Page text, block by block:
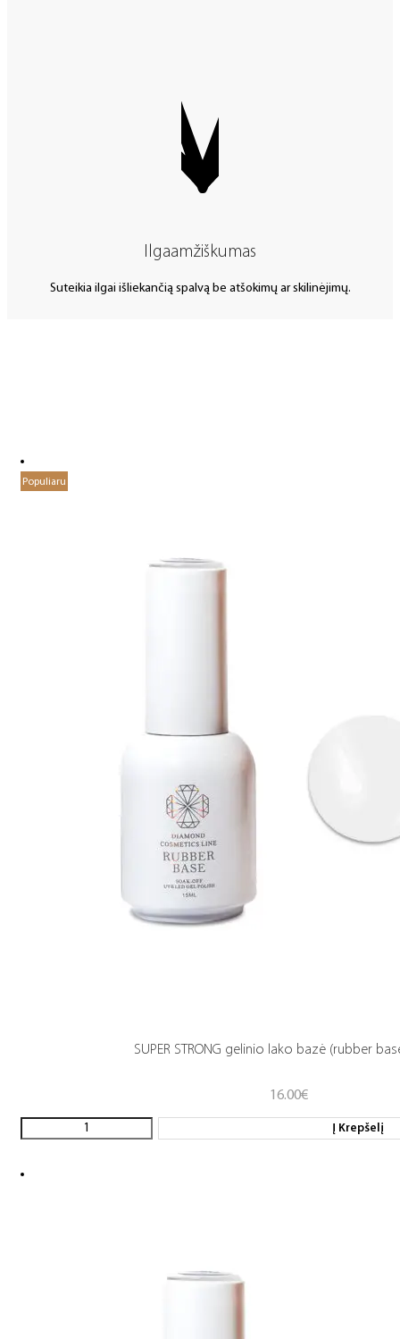
Ilgaamžiškumas
Suteikia ilgai išliekančią spalvą be atšokimų ar skilinėjimų.
Populiaru
SUPER STRONG gelinio lako bazė (rubber
16.00€
Į Krepšelį